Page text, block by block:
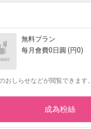
無料プラン
每月會費0日圓 (円0)
おしらせなどが閲覧できます。
成為粉絲